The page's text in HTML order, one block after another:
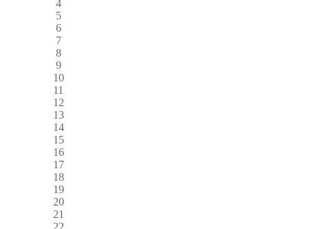
4
5
6
7
8
9
10
11
12
13
14
15
16
17
18
19
20
21
22